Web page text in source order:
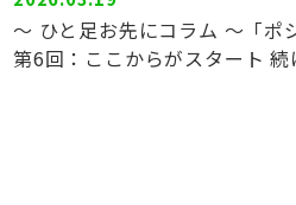
～ ひと足お先にコラム ～「ポ
第6回：ここからがスタート